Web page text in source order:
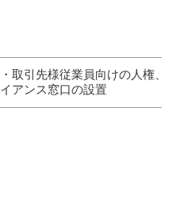
・取引先様従業員向けの人権、コ
イアンス窓口の設置